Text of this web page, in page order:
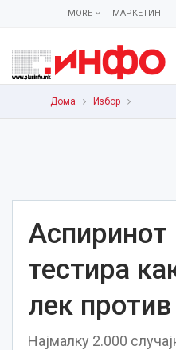
МАРКЕТИНГ
MORE
Дома Избор
Аспиринот
тестира
лек
Најмалку 2.000